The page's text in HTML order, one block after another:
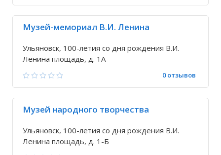
Музей-мемориал В.И. Ленина
Ульяновск, 100-летия со дня рождения В.И.
Ленина площадь, д. 1А
0 отзывов
Музей народного творчества
Ульяновск, 100-летия со дня рождения В.И.
Ленина площадь, д. 1-Б